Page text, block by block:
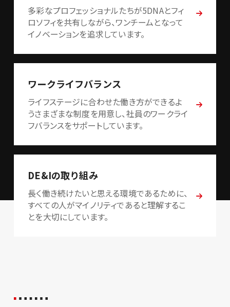
多彩なプロフェッショナルたちが5DNAとフィ
ロソフィを共有しながら、ワンチームとなって
イノベーションを追求しています。
ワークライフバランス
ライフステージに合わせた働き方ができるよ
うさまざまな制度を用意し、社員のワークライ
フバランスをサポートしています。
DE&Iの取り組み
長く働き続けたいと思える環境であるために、
すべての人がマイノリティであると理解するこ
とを大切にしています。